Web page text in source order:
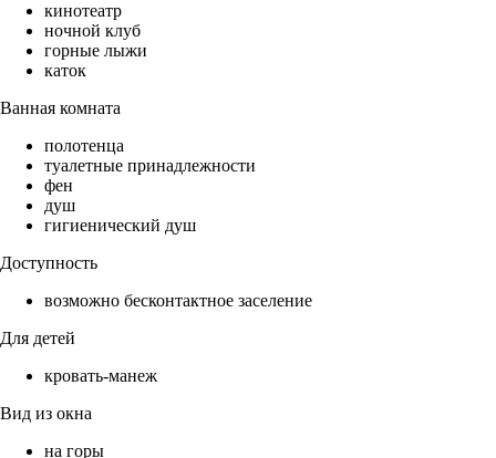
кинотеатр
ночной клуб
горные лыжи
каток
Ванная комната
полотенца
туалетные принадлежности
фен
душ
гигиенический душ
Доступность
возможно бесконтактное заселение
Для детей
кровать-манеж
Вид из окна
на горы